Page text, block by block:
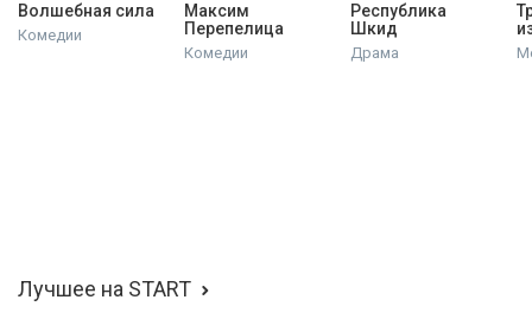
Волшебная сила
Комедии
Максим
Перепелица
Комедии
Республика
Шкид
Драма
Лучшее на START